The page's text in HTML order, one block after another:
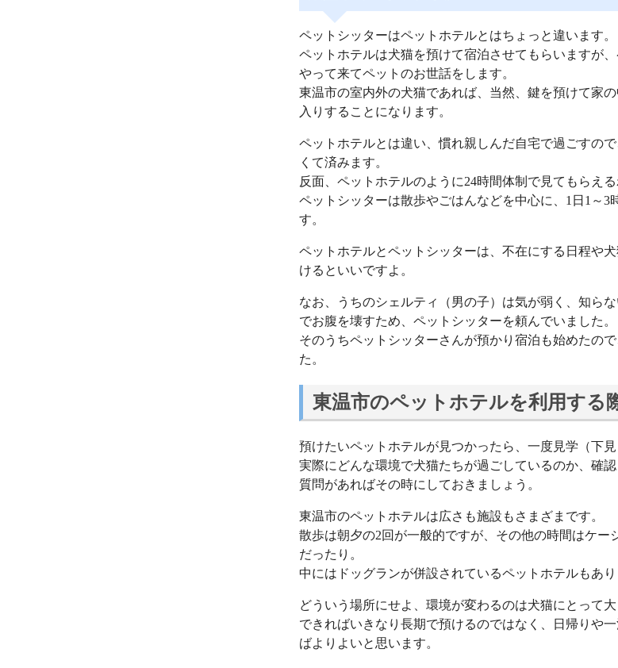
ペットシッターはペットホテルとはちょっと違います。
ペットホテルは犬猫を預けて宿泊させてもらいますが
やって来てペットのお世話をします。
東温市の室内外の犬猫であれば、当然、鍵を預けて家
入りすることになります。
ペットホテルとは違い、慣れ親しんだ自宅で過ごすの
くて済みます。
反面、ペットホテルのように24時間体制で見てもらえる
ペットシッターは散歩やごはんなどを中心に、1日1～3
す。
ペットホテルとペットシッターは、不在にする日程や
けるといいですよ。
なお、うちのシェルティ（男の子）は気が弱く、知ら
でお腹を壊すため、ペットシッターを頼んでいました。
そのうちペットシッターさんが預かり宿泊も始めたの
た。
東温市のペットホテルを利用する
預けたいペットホテルが見つかったら、一度見学（下見
実際にどんな環境で犬猫たちが過ごしているのか、確認
質問があればその時にしておきましょう。
東温市のペットホテルは広さも施設もさまざまです。
散歩は朝夕の2回が一般的ですが、その他の時間はケー
だったり。
中にはドッグランが併設されているペットホテルもあり
どういう場所にせよ、環境が変わるのは犬猫にとって大
できればいきなり長期で預けるのではなく、日帰りや
ばよりよいと思います。